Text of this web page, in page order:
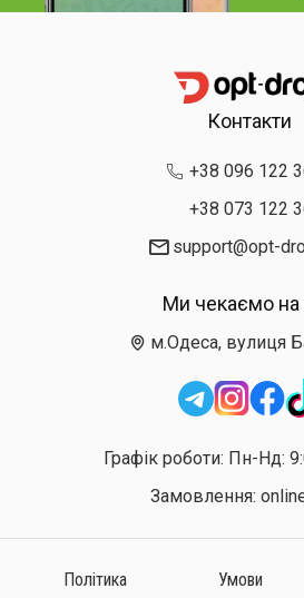
Контакти
+38 096 122
+38 073 122
support@opt-
Ми чекаємо на
м.Одеса, вулиця
Графік роботи: Пн-Нд:
Замовлення:
Політика
Умови